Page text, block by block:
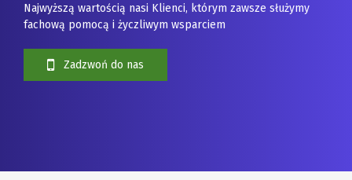
Najwyższą wartością nasi Klienci, którym zawsze służymy
fachową pomocą i życzliwym wsparciem
Zadzwoń do nas